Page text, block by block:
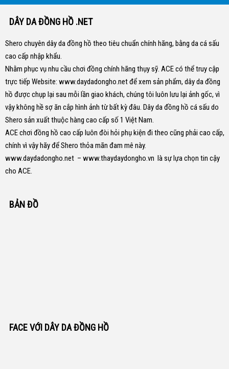
DÂY DA ĐỒNG HỒ .NET
Shero chuyên dây da đồng hồ theo tiêu chuẩn chính hãng, bằng da cá sấu
cao cấp nhập khẩu.
Nhằm phục vụ nhu cầu chơi đồng chính hãng thụy sỹ. ACE có thể truy cập
trực tiếp Website: www.daydadongho.netđể xem sản phẩm, dây da đồng
hồ được chụp lại sau mỗi lần giao khách, chúng tôi luôn lưu lại ảnh gốc, vì
vậy không hề sợ ăn cắp hình ảnh từ bất kỳ đâu. Dây da đồng hồ cá sấu do
Shero sản xuất thuộc hàng cao cấp số 1 Việt Nam.
ACE chơi đồng hồ cao cấp luôn đòi hỏi phụ kiện đi theo cũng phải cao cấp,
chính vì vậy hãy để Shero thỏa mãn đam mê này.
www.daydadongho.net – www.thaydaydongho.vn là sự lựa chọn tin cậy
cho ACE.
BẢN ĐỒ
FACE VỚI DÂY DA ĐỒNG HỒ